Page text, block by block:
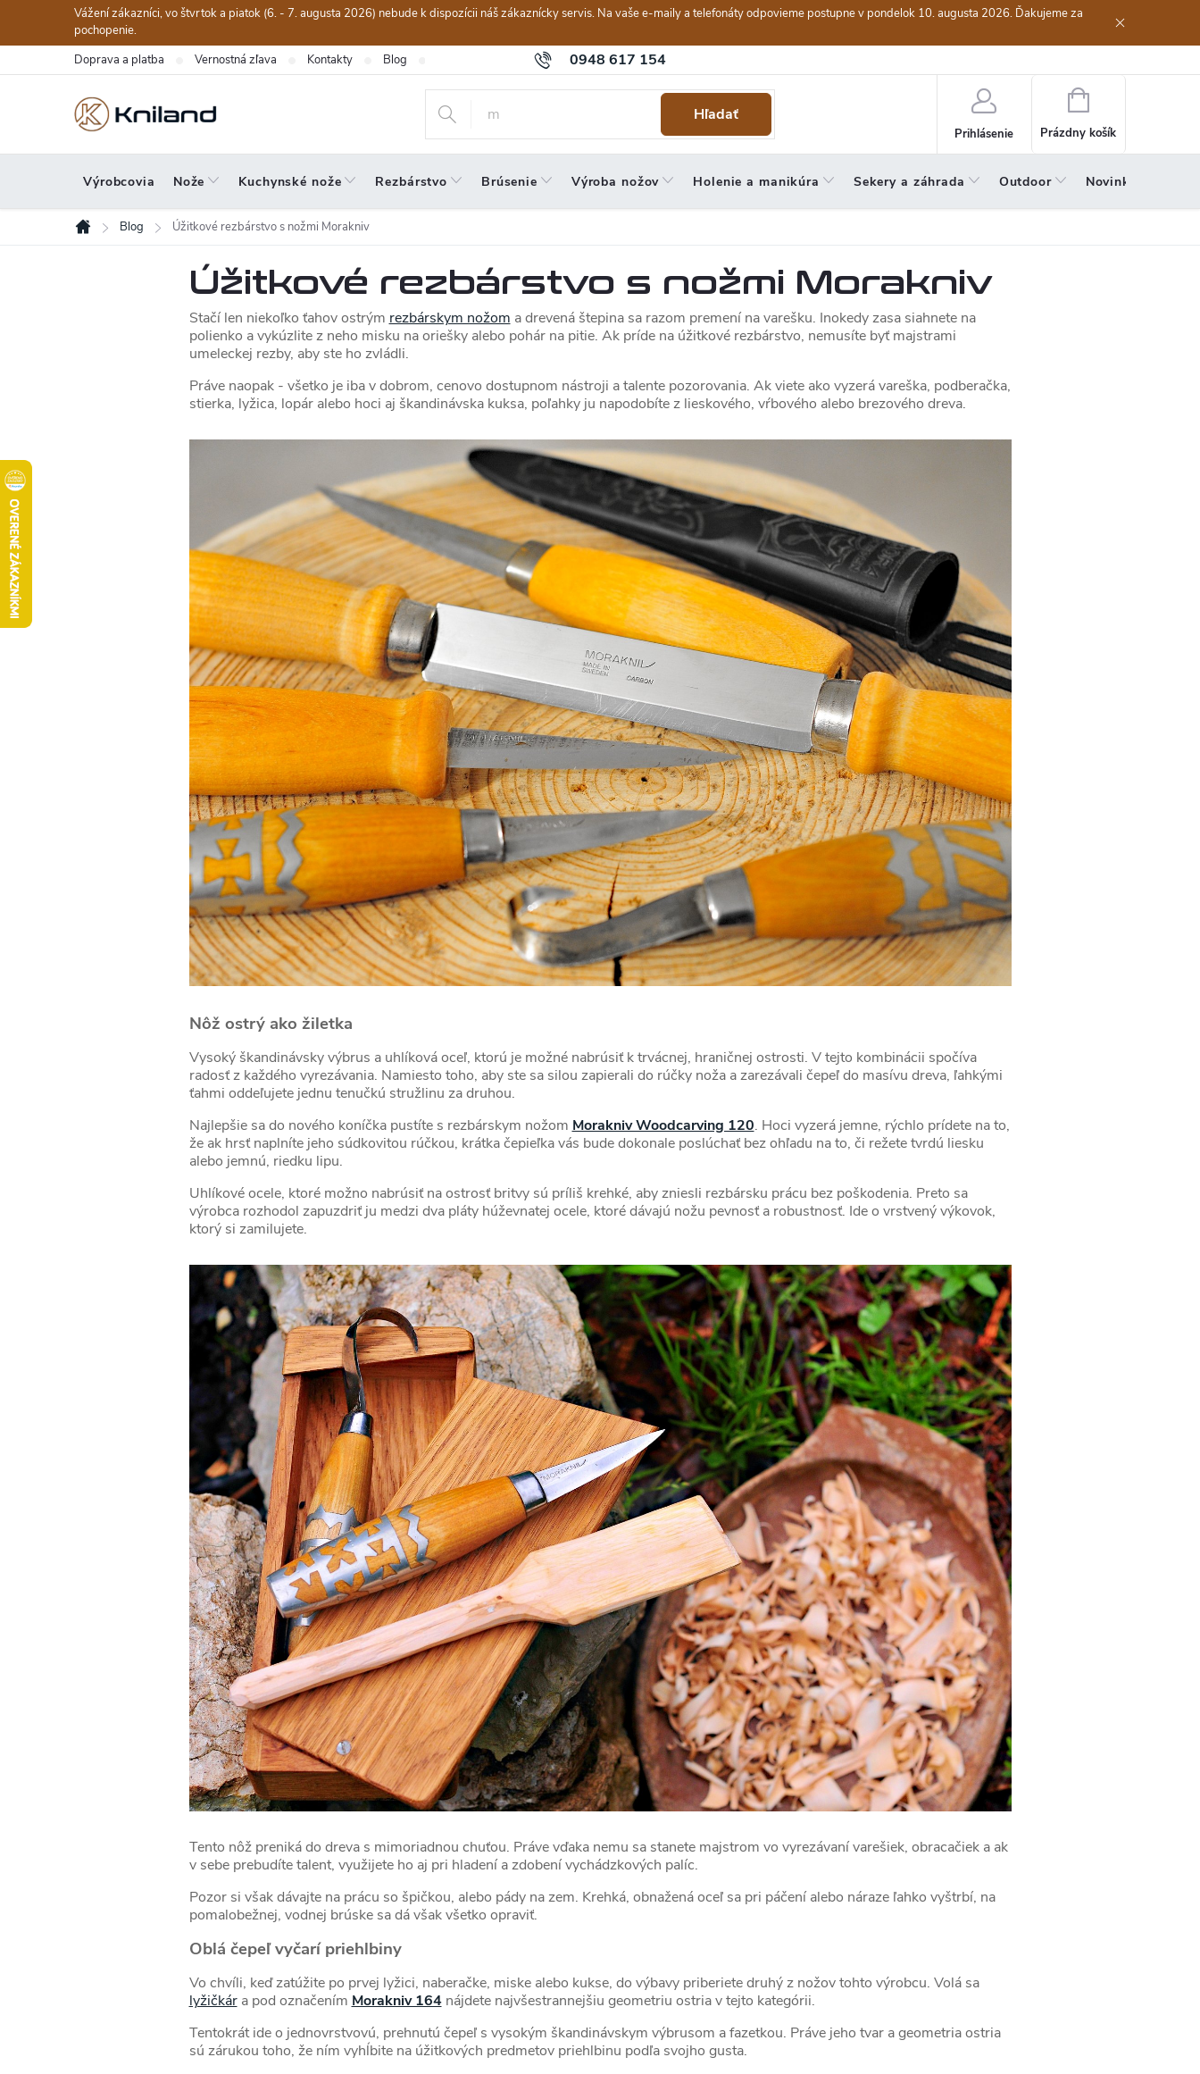
obsah
Vážení zákazníci, vo štvrtok a piatok (6. - 7. augusta 2026) nebude k dispozícii náš zákaznícky servis. Na vaše e-maily a telefonáty odpovieme postupne v pondelok 10. augusta 2026. Ďakujeme za
pochopenie.
0948 617 154
Doprava a platba Vernostná zľava Kontakty Blog Hodnotenie obchodu Obchodné podmienky
Hľadať
Prihlásenie
Nákupný
košík
Prázdny košík
Výrobcovia Nože Kuchynské nože Rezbárstvo Brúsenie Výroba nožov Holenie a manikúra Sekery a záhrada Outdoor Novinky
Domov
Blog Úžitkové rezbárstvo s nožmi Morakniv
Úžitkové rezbárstvo s nožmi Morakniv
Stačí len niekoľko ťahov ostrým rezbárskym nožom a drevená štepina sa razom premení na varešku. Inokedy zasa siahnete na
polienko a vykúzlite z neho misku na oriešky alebo pohár na pitie. Ak príde na úžitkové rezbárstvo, nemusíte byť majstrami
umeleckej rezby, aby ste ho zvládli.
Práve naopak - všetko je iba v dobrom, cenovo dostupnom nástroji a talente pozorovania. Ak viete ako vyzerá vareška, podberačka,
stierka, lyžica, lopár alebo hoci aj škandinávska kuksa, poľahky ju napodobíte z lieskového, vŕbového alebo brezového dreva.
Nôž ostrý ako žiletka
Vysoký škandinávsky výbrus a uhlíková oceľ, ktorú je možné nabrúsiť k trvácnej, hraničnej ostrosti. V tejto kombinácii spočíva
radosť z každého vyrezávania. Namiesto toho, aby ste sa silou zapierali do rúčky noža a zarezávali čepeľ do masívu dreva, ľahkými
ťahmi oddeľujete jednu tenučkú stružlinu za druhou.
Najlepšie sa do nového koníčka pustíte s rezbárskym nožom Morakniv Woodcarving 120. Hoci vyzerá jemne, rýchlo prídete na to,
že ak hrsť naplníte jeho súdkovitou rúčkou, krátka čepieľka vás bude dokonale poslúchať bez ohľadu na to, či režete tvrdú liesku
alebo jemnú, riedku lipu.
Uhlíkové ocele, ktoré možno nabrúsiť na ostrosť britvy sú príliš krehké, aby zniesli rezbársku prácu bez poškodenia. Preto sa
výrobca rozhodol zapuzdriť ju medzi dva pláty húževnatej ocele, ktoré dávajú nožu pevnosť a robustnosť. Ide o vrstvený výkovok,
ktorý si zamilujete.
Tento nôž preniká do dreva s mimoriadnou chuťou. Práve vďaka nemu sa stanete majstrom vo vyrezávaní varešiek, obracačiek a ak
v sebe prebudíte talent, využijete ho aj pri hladení a zdobení vychádzkových palíc.
Pozor si však dávajte na prácu so špičkou, alebo pády na zem. Krehká, obnažená oceľ sa pri páčení alebo náraze ľahko vyštrbí, na
pomalobežnej, vodnej brúske sa dá však všetko opraviť.
Oblá čepeľ vyčarí priehlbiny
Vo chvíli, keď zatúžite po prvej lyžici, naberačke, miske alebo kukse, do výbavy priberiete druhý z nožov tohto výrobcu. Volá sa
lyžičkára pod označením Morakniv 164nájdete najvšestrannejšiu geometriu ostria v tejto kategórii.
Tentokrát ide o jednovrstvovú, prehnutú čepeľ s vysokým škandinávskym výbrusom a fazetkou. Práve jeho tvar a geometria ostria
sú zárukou toho, že ním vyhĺbite na úžitkových predmetov priehlbinu podľa svojho gusta.